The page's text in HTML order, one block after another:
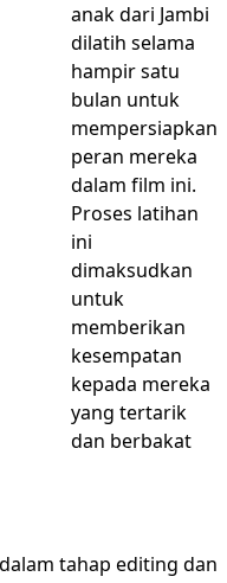
anak dari Jambi
dilatih selama
hampir satu
bulan untuk
mempersiapkan
peran mereka
dalam film ini.
Proses latihan
ini
dimaksudkan
untuk
memberikan
kesempatan
kepada mereka
yang tertarik
dan berbakat
tahap editing dan